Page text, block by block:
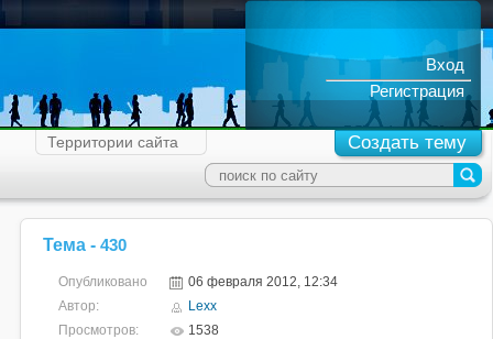
Вход
Регистрация
Территории сайта Создать тему
Тема - 430
Опубликовано
06 февраля 2012, 12:34
Автор:
Lexx
Просмотров:
1538